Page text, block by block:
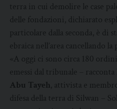
terra in cui demolire le case
delle fondazioni, dichiarato
particolare dalla seconda, è di
ebraica nell’area cancellando la
«A oggi ci sono circa 180
emessi dal tribunale – racconta
Abu Tayeh, attivista e
difesa della terra di Silwan –